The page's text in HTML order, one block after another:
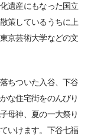
遺産にもなった国立
策しているうちに上
京芸術大学などの文
ちついた入谷、下谷
な住宅街をのんびり
母神、夏の一大祭り
いけます。下谷七福